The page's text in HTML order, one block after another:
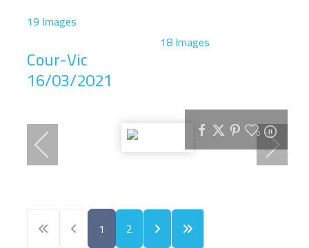
19 Images
18 Images
Cour-Vic
16/03/2021
0
1 2